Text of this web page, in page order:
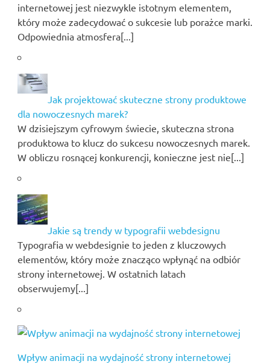
internetowej jest niezwykle istotnym elementem,
który może zadecydować o sukcesie lub porażce marki.
Odpowiednia atmosfera[...]
Jak projektować skuteczne strony produktowe
dla nowoczesnych marek?
W dzisiejszym cyfrowym świecie, skuteczna strona
produktowa to klucz do sukcesu nowoczesnych marek.
W obliczu rosnącej konkurencji, konieczne jest nie[...]
Jakie są trendy w typografii webdesignu
Typografia w webdesignie to jeden z kluczowych
elementów, który może znacząco wpłynąć na odbiór
strony internetowej. W ostatnich latach
obserwujemy[...]
Wpływ animacji na wydajność strony internetowej